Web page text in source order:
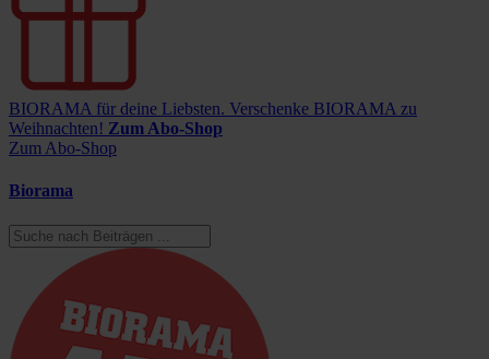
BIORAMA für deine Liebsten. Verschenke BIORAMA zu
Weihnachten! Zum Abo-Shop
Zum Abo-Shop
Biorama